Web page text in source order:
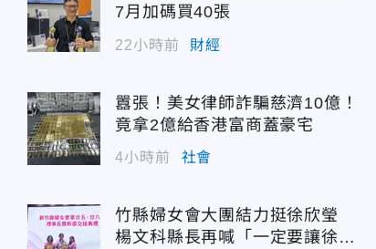
7月加碼買40張
22小時前 財經
囂張！美女律師詐騙慈濟10億！
竟拿2億給香港富商蓋豪宅
4小時前 社會
竹縣婦女會大團結力挺徐欣瑩
楊文科縣長再喊「一定要讓徐欣